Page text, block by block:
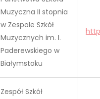
Muzyczna II stopnia
w Zespole Szkół
Muzycznych im. I.
Paderewskiego w
Białymstoku
Zespół Szkół